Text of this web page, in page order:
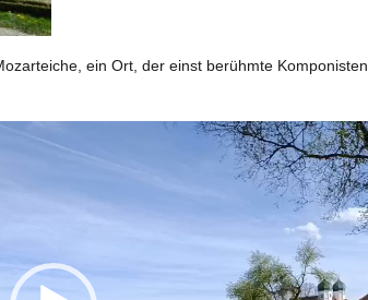
ein Ort, der einst berühmte Komponisten